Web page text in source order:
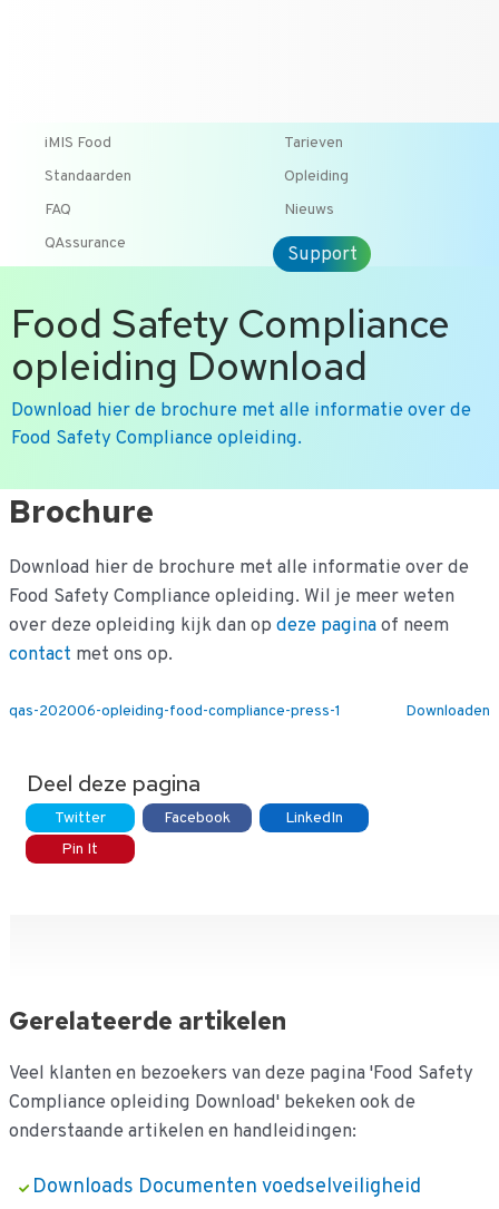
iMIS Food
Tarieven
Standaarden
Opleiding
FAQ
Nieuws
QAssurance
Support
Food Safety Compliance
opleiding Download
Download hier de brochure met alle informatie over de
Food Safety Compliance opleiding.
Ga
naar
inhoud
Brochure
Download hier de brochure met alle informatie over de
Food Safety Compliance opleiding. Wil je meer weten
over deze opleiding kijk dan op deze paginaof neem
contact met ons op.
qas-202006-opleiding-food-compliance-press-1 Downloaden
Deel deze pagina
Twitter Facebook
LinkedIn
Pin It
Gerelateerde artikelen
Veel klanten en bezoekers van deze pagina 'Food Safety
Compliance opleiding Download' bekeken ook de
onderstaande artikelen en handleidingen:
Downloads Documenten voedselveiligheid